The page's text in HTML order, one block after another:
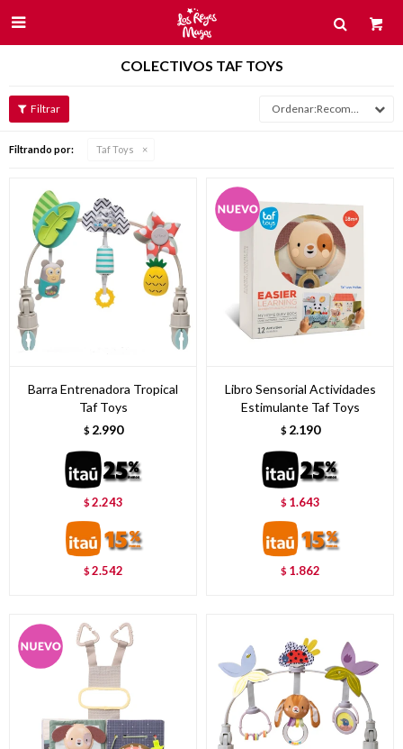

COLECTIVOS TAF TOYS
Recomendados
Filtrando por: Taf Toys
Barra Entrenadora Tropical
Taf Toys
$ 2.990
$2.243
$2.542
Libro Sensorial Actividades
Estimulante Taf Toys
$ 2.190
$ 1.643
$ 1.862